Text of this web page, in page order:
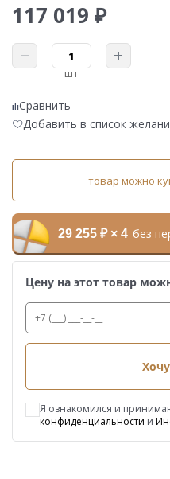
117 019 ₽
шт
Сравнить
Добавить в список
товар можно
29 255 ₽ × 4 без
Цену на этот товар
Я ознакомился и
конфиденциальности и